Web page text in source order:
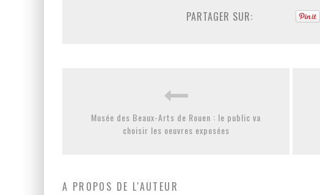
PARTAGER SUR:
Musée des Beaux-Arts de Rouen : le public va
choisir les oeuvres exposées
A PROPOS DE L'AUTEUR